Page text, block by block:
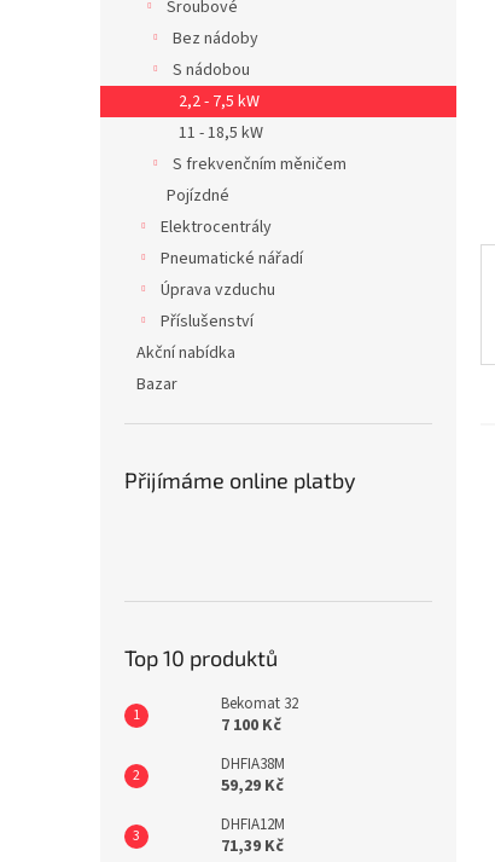
l
Šroubové
Bez nádoby
S nádobou
2,2 - 7,5 kW
11 - 18,5 kW
S frekvenčním měničem
Pojízdné
Elektrocentrály
Pneumatické nářadí
Úprava vzduchu
Příslušenství
Akční nabídka
Bazar
Přijímáme online platby
Top 10 produktů
Bekomat 32
7 100 Kč
DHFIA38M
59,29 Kč
DHFIA12M
71,39 Kč